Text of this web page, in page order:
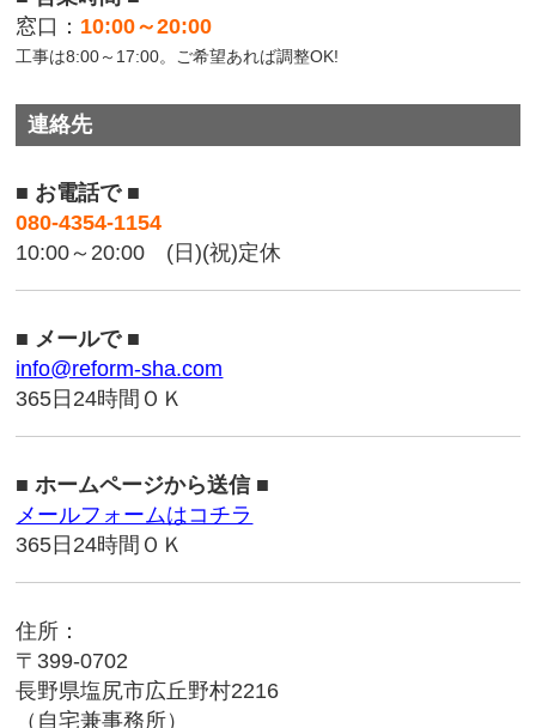
窓口： 10:00～20:00
工事は8:00～17:00。ご希望あれば調整OK!
連絡先
■ お電話で ■
080-4354-1154
10:00～20:00 (日)(祝)定休
■ メールで ■
info@reform-sha.com
365日24時間ＯＫ
■ ホームページから送信 ■
メールフォームはコチラ
365日24時間ＯＫ
住所：
〒399-0702
長野県塩尻市広丘野村2216
（自宅兼事務所）